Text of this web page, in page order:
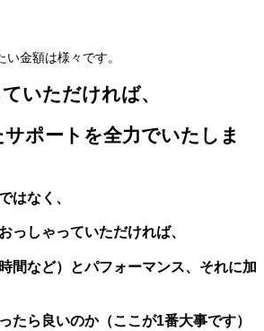
金額は様々です。
いただければ、
ポートを全力でいたしま
はなく、
っしゃっていただければ、
間など）とパフォーマンス、それに加
たら良いのか（ここが1番大事です）